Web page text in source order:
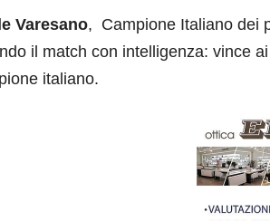
Varesano, Campione Italiano dei
il match con intelligenza: vince
italiano.